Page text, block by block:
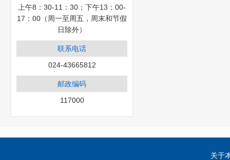
上午8：30-11：30；下午13：00-
17：00（周一至周五，周末和节假
日除外）
联系电话
024-43665812
邮政编码
117000
关于